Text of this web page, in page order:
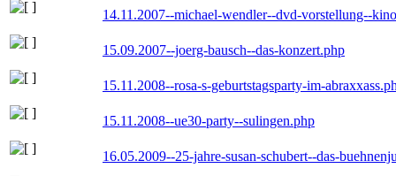
14.11.2007--michael-wendler--dvd-vorstellung--
15.09.2007--joerg-bausch--das-konzert.php
15.11.2008--rosa-s-geburtstagsparty-im-
15.11.2008--ue30-party--sulingen.php
16.05.2009--25-jahre-susan-schubert--das-